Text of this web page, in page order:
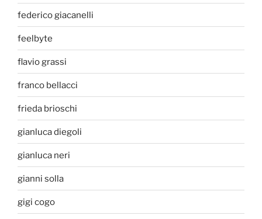
federico giacanelli
feelbyte
flavio grassi
franco bellacci
frieda brioschi
gianluca diegoli
gianluca neri
gianni solla
gigi cogo